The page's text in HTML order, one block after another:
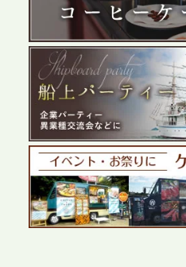
テーブル、群馬前橋支社を
展開が進む前橋エリアの企
なサービスで各種イベント
2026.5.27
プレスリリースのご案内｜
テーブル、千葉本社を新設
ントから主要都市の社内懇
かしたスムーズな対応を展開
2026.5.22